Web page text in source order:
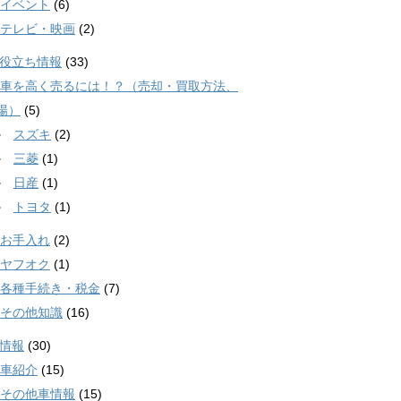
イベント (6)
テレビ・映画 (2)
立ち情報 (33)
車を高く売るには！？（売却・買取方法、
）
(5)
スズキ (2)
三菱 (1)
日産 (1)
トヨタ (1)
お手入れ (2)
ヤフオク (1)
各種手続き・税金 (7)
その他知識 (16)
報 (30)
車紹介 (15)
その他車情報 (15)